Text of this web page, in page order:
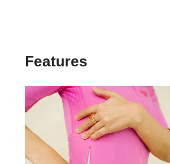
Features